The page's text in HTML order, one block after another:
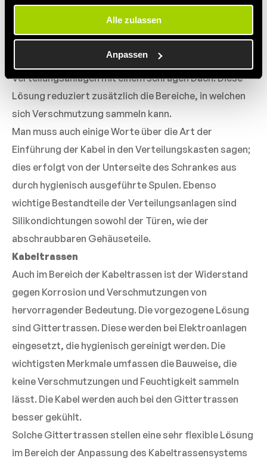
Informationen über Ihre Nutzung unserer Website an
Partner für soziale Medien, Werbung und Analysen
Daten kombinieren, die sie von Ihnen erhalten oder durch
Alle zulassen
Anpassen
Versionen von Schlössern, die die Möglichkeit der
Ansammlung von Verschmutzungen reduzieren oder
sogar ganz eliminieren können. Eine oft eingesetzte
Methode ist der Einsatz von Gehäusen der
Verteilungsanlagen mit einem schrägen Dach. Diese
Lösung reduziert zusätzlich die Bereiche, in welchen
sich Verschmutzung sammeln kann.
Man muss auch einige Worte über die Art der
Einführung der Kabel in den Verteilungskasten sagen;
dies erfolgt von der Unterseite des Schrankes aus
durch hygienisch ausgeführte Spulen. Ebenso
wichtige Bestandteile der Verteilungsanlagen sind
Silikondichtungen sowohl der Türen, wie der
abschraubbaren Gehäuseteile.
Kabeltrassen
Auch im Bereich der Kabeltrassen ist der Widerstand
gegen Korrosion und Verschmutzungen von
hervorragender Bedeutung. Die vorgezogene Lösung
sind Gittertrassen. Diese werden bei Elektroanlagen
eingesetzt, die hygienisch gereinigt werden. Die
wichtigsten Merkmale umfassen die Bauweise, die
keine Verschmutzungen und Feuchtigkeit sammeln
lässt. Die Kabel werden auch bei den Gittertrassen
besser gekühlt.
Solche Gittertrassen stellen eine sehr flexible Lösung
im Bereich der Anpassung des Kabeltrassensystems